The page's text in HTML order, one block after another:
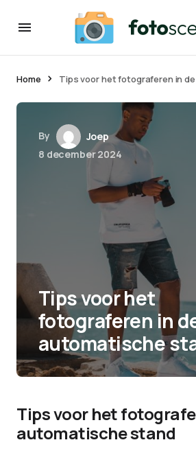
Home Tips voor het fotograferen in
By
Joep
8 december 2024
Tips voor het
fotograferen in
automatische
Tips voor het
automatische stand